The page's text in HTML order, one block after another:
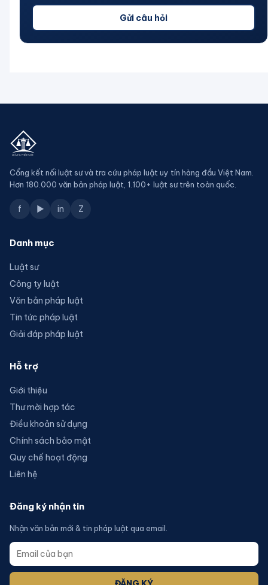
Gửi câu hỏi
Cổng kết nối luật sư và tra cứu pháp luật uy tín hàng đầu Việt Nam.
Hơn 180.000 văn bản pháp luật, 1.100+ luật sư trên toàn quốc.
f ▶ in Z
Danh mục
Luật sư
Công ty luật
Văn bản pháp luật
Tin tức pháp luật
Giải đáp pháp luật
Hỗ trợ
Giới thiệu
Thư mời hợp tác
Điều khoản sử dụng
Chính sách bảo mật
Quy chế hoạt động
Liên hệ
Đăng ký nhận tin
Nhận văn bản mới & tin pháp luật qua email.